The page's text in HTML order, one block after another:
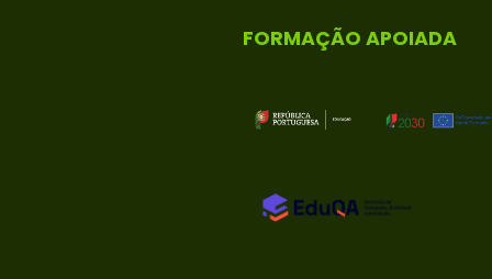
FORMAÇÃO APOIADA